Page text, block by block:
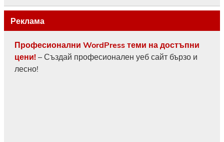
Реклама
Професионални WordPress теми на достъпни
цени!– Създай професионален уеб сайт бързо и
лесно!